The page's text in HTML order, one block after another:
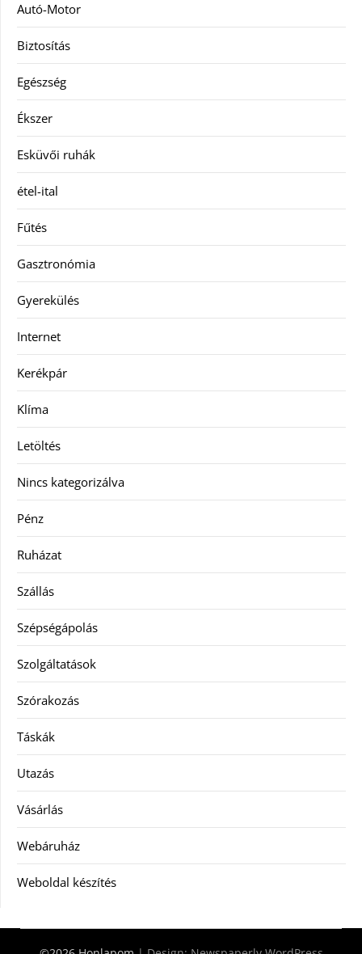
Autó-Motor
Biztosítás
Egészség
Ékszer
Esküvői ruhák
étel-ital
Fűtés
Gasztronómia
Gyerekülés
Internet
Kerékpár
Klíma
Letöltés
Nincs kategorizálva
Pénz
Ruházat
Szállás
Szépségápolás
Szolgáltatások
Szórakozás
Táskák
Utazás
Vásárlás
Webáruház
Weboldal készítés